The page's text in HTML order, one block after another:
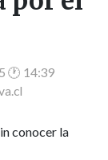
🕐 14:39
conocer la